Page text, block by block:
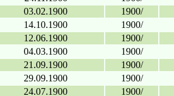
03.02.1900 1900/
14.10.1900 1900/
12.06.1900 1900/
04.03.1900 1900/
21.09.1900 1900/
29.09.1900 1900/
24.07.1900 1900/